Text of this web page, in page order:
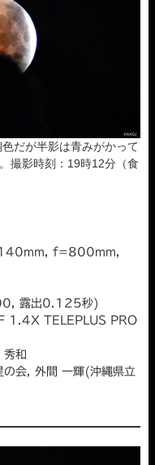
だが半影は青みがかって
撮影時刻：19時12分（食
f=800mm,
露出0.125秒)
1.4X TELEPLUS PRO
和
会, 外間 一輝(沖縄県立